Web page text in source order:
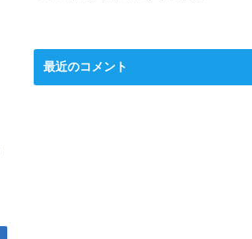
最近のコメント